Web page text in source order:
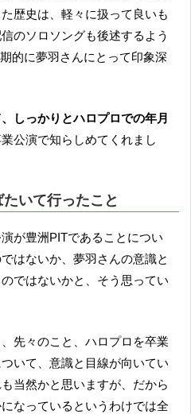
歴史は、軽々に扱って良いも
のソロソングも後述するよう
的に夢羽さんにとって印象深
しっかりとハロプロでの年月
公演で知らしめてくれまし
いて行ったこと
はないか、夢羽さんの意識と
ではないかと、そう思ってい
いて、意識と目線が向いてい
当然かと思いますが、だから
なっているというわけでは全